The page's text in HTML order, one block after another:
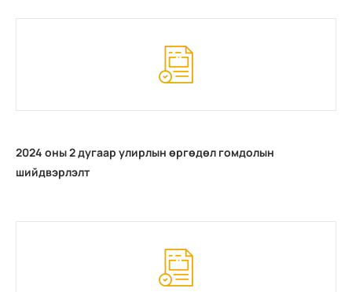
2024 оны 2 дугаар улирлын өргөдөл гомдолын
шийдвэрлэлт